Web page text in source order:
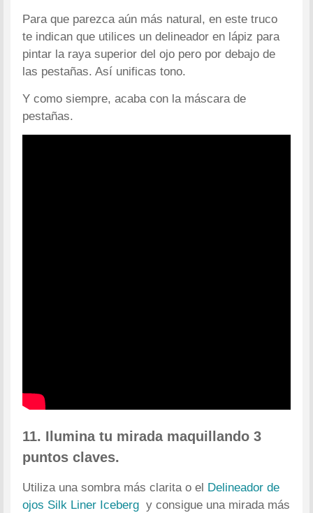
Para que parezca aún más natural, en este truco
te indican que utilices un delineador en lápiz para
pintar la raya superior del ojo pero por debajo de
las pestañas. Así unificas tono.
Y como siempre, acaba con la máscara de
pestañas.
11. Ilumina tu mirada maquillando 3
puntos claves.
Utiliza una sombra más clarita o el Delineador de
ojos Silk Liner Iceberg y consigue una mirada más